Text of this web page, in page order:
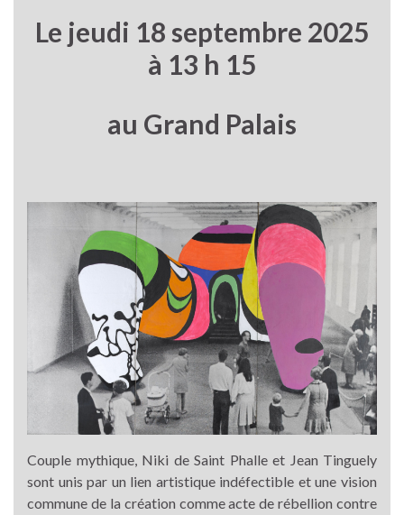
Le jeudi 18 septembre 2025
à 13 h 15
au Grand Palais
Couple mythique, Niki de Saint Phalle et Jean Tinguely
sont unis par un lien artistique indéfectible et une vision
commune de la création comme acte de rébellion contre